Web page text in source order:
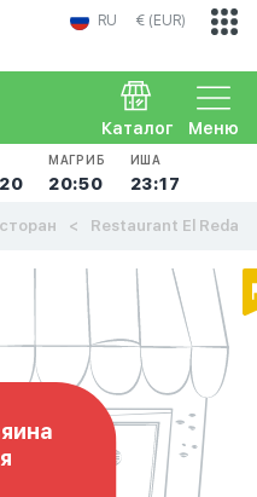
RU € (EUR)
Меню
Каталог
МАГРИБ
20:50
ИША
23:17
Restaurant El Reda